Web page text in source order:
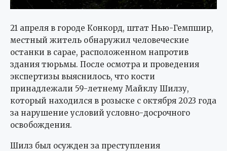
21 апреля в городе Конкорд, штат Нью-Гемпшир,
местный житель обнаружил человеческие
останки в сарае, расположенном напротив
здания тюрьмы. После осмотра и проведения
экспертизы выяснилось, что кости
принадлежали 59-летнему Майклу Шилзу,
который находился в розыске с октября 2023 года
за нарушение условий условно-досрочного
освобождения.
Шилз был осужден за преступления